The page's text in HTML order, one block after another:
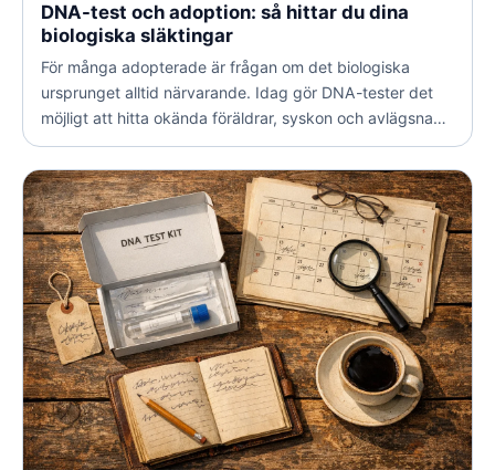
DNA-test och adoption: så hittar du dina
biologiska släktingar
För många adopterade är frågan om det biologiska
ursprunget alltid närvarande. Idag gör DNA-tester det
möjligt att hitta okända föräldrar, syskon och avlägsna
släktingar, även när pappersspåren saknas. Här går vi
igenom hur det fungerar, vad du kan förvänta dig och
hur du kommer igång.